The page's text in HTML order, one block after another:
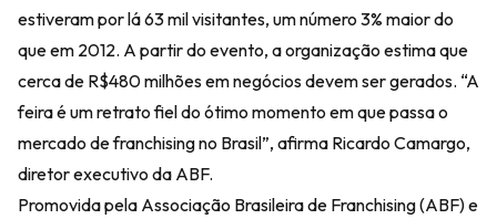
estiveram por lá 63 mil visitantes, um número 3% maior do
que em 2012. A partir do evento, a organização estima que
cerca de R$480 milhões em negócios devem ser gerados. “A
feira é um retrato fiel do ótimo momento em que passa o
mercado de franchising no Brasil”, afirma Ricardo Camargo,
diretor executivo da ABF.
Promovida pela Associação Brasileira de Franchising (ABF) e